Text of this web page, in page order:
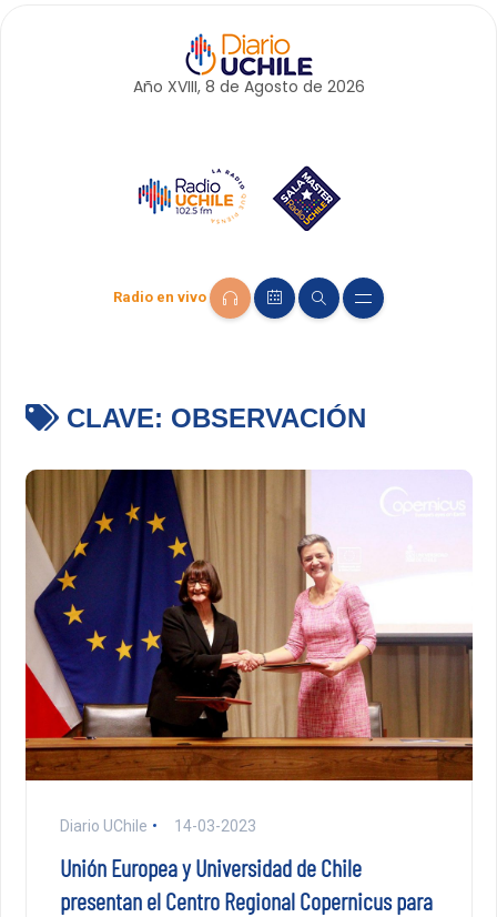
Año XVIII, 8 de Agosto de 2026
Radio en vivo
CLAVE: OBSERVACIÓN
Diario UChile 14-03-2023
Unión Europea y Universidad de Chile
presentan el Centro Regional Copernicus para